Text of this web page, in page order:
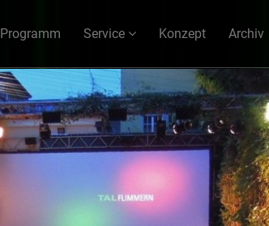
Programm Service Konzept Archiv